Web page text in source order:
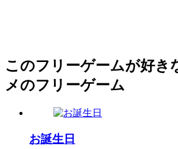
このフリーゲームが好き
メのフリーゲーム
お誕生日